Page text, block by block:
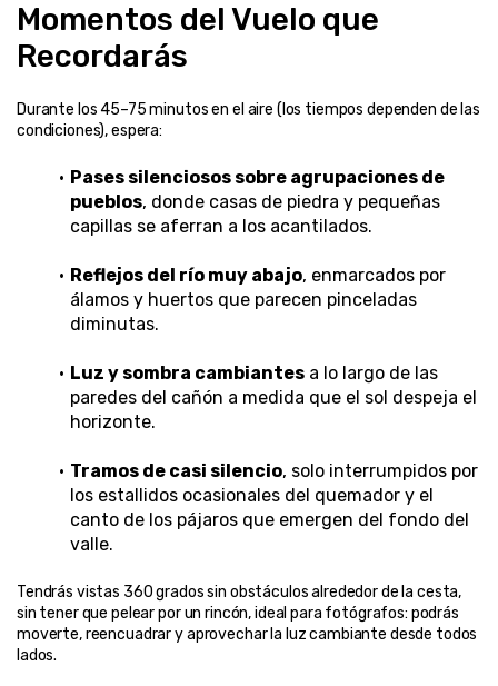
Momentos del Vuelo que
Recordarás
Durante los 45–75 minutos en el aire (los tiempos dependen de las
condiciones), espera:
Pases silenciosos sobre agrupaciones de
pueblos, donde casas de piedra y pequeñas
capillas se aferran a los acantilados.
Reflejos del río muy abajo, enmarcados por
álamos y huertos que parecen pinceladas
diminutas.
Luz y sombra cambiantes a lo largo de las
paredes del cañón a medida que el sol despeja el
horizonte.
Tramos de casi silencio, solo interrumpidos por
los estallidos ocasionales del quemador y el
canto de los pájaros que emergen del fondo del
valle.
Tendrás vistas 360 grados sin obstáculos alrededor de la cesta,
sin tener que pelear por un rincón, ideal para fotógrafos: podrás
moverte, reencuadrar y aprovechar la luz cambiante desde todos
lados.